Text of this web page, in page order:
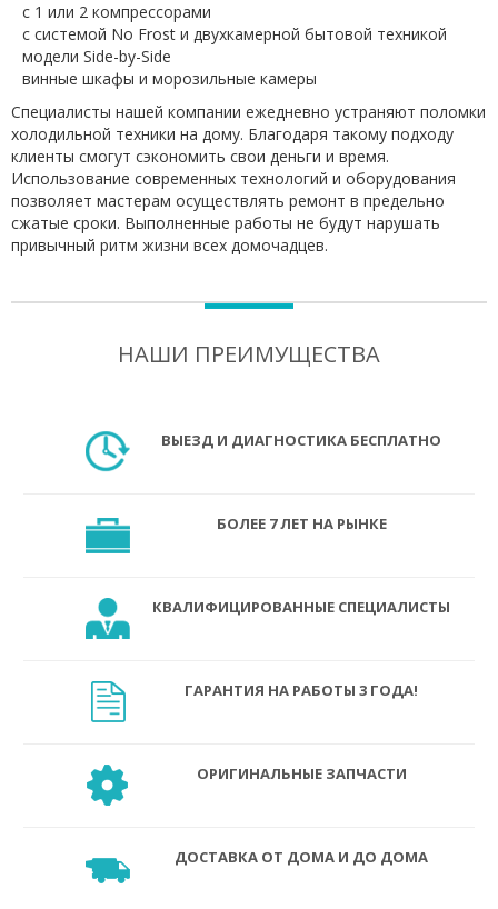
с 1 или 2 компрессорами
с системой No Frost и двухкамерной бытовой техникой
модели Side-by-Side
винные шкафы и морозильные камеры
Специалисты нашей компании ежедневно устраняют поломки
холодильной техники на дому. Благодаря такому подходу
клиенты смогут сэкономить свои деньги и время.
Использование современных технологий и оборудования
позволяет мастерам осуществлять ремонт в предельно
сжатые сроки. Выполненные работы не будут нарушать
привычный ритм жизни всех домочадцев.
НАШИ ПРЕИМУЩЕСТВА
ВЫЕЗД И ДИАГНОСТИКА БЕСПЛАТНО
БОЛЕЕ 7 ЛЕТ НА РЫНКЕ
КВАЛИФИЦИРОВАННЫЕ СПЕЦИАЛИСТЫ
ГАРАНТИЯ НА РАБОТЫ 3 ГОДА!
ОРИГИНАЛЬНЫЕ ЗАПЧАСТИ
ДОСТАВКА ОТ ДОМА И ДО ДОМА